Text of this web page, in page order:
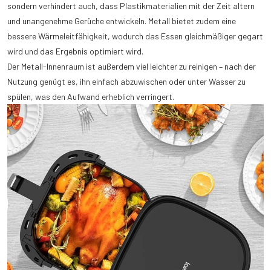
sondern verhindert auch, dass Plastikmaterialien mit der Zeit altern
und unangenehme Gerüche entwickeln. Metall bietet zudem eine
bessere Wärmeleitfähigkeit, wodurch das Essen gleichmäßiger gegart
wird und das Ergebnis optimiert wird.
Der Metall-Innenraum ist außerdem viel leichter zu reinigen – nach der
Nutzung genügt es, ihn einfach abzuwischen oder unter Wasser zu
spülen, was den Aufwand erheblich verringert.